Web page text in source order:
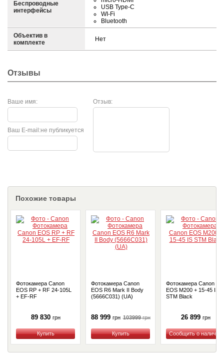
Беспроводные
интерфейсы
USB Type-C
WI-Fi
Bluetooth
Объектив в
комплекте
Нет
Отзывы
Ваше имя: Отзыв:
не публикуется
Ваш E-mail:
Похожие товары
Фотокамера Canon
EOS RP + RF 24-105L
+ EF-RF
89 830 грн
Купить
Фотокамера Canon
EOS R6 Mark II Body
(5666C031) (UA)
88 999 грн 103999грн
Купить
Фотокамера Canon
EOS M200 + 15-45 IS
STM Black
26 899 грн
Купить